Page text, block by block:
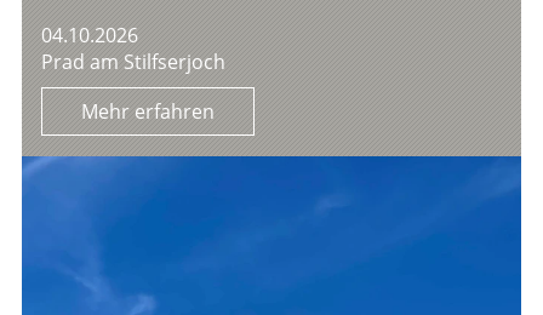
04.10.2026
Prad am Stilfserjoch
Mehr erfahren